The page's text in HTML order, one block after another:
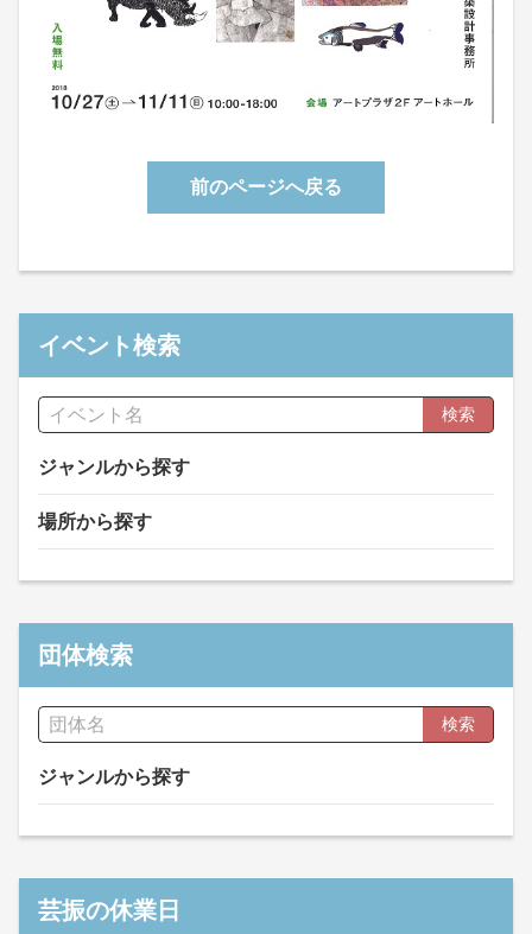
前のページへ戻る
イベント検索
検索
ジャンルから探す
場所から探す
団体検索
検索
ジャンルから探す
芸振の休業日